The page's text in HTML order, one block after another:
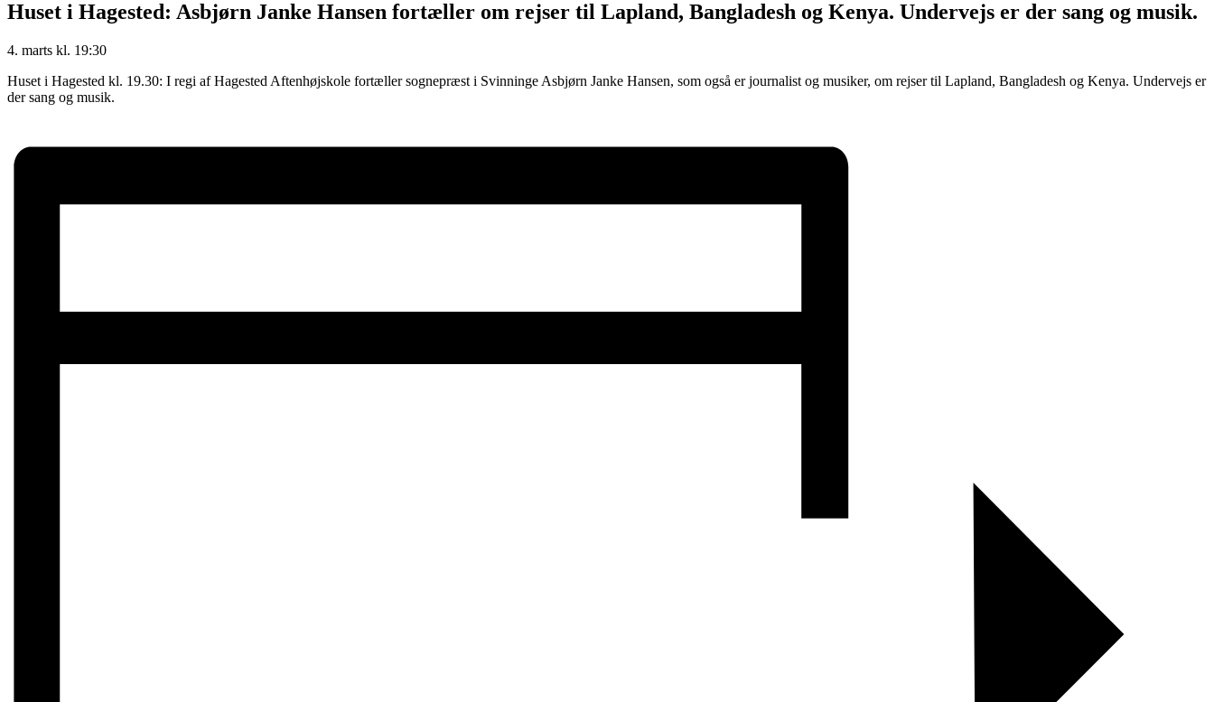
Huset i Hagested: Asbjørn Janke Hansen fortæller om rejser til Lapland, Bangladesh og Kenya. Undervejs er der sang og musik.
4. marts kl. 19:30
Huset i Hagested kl. 19.30: I regi af Hagested Aftenhøjskole fortæller sognepræst i Svinninge Asbjørn Janke Hansen, som også er journalist og musiker, om rejser til Lapland, Bangladesh og Kenya. Undervejs er
der sang og musik.